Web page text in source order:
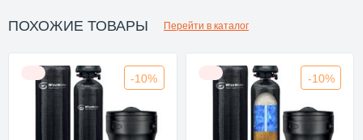
ПОХОЖИЕ ТОВАРЫ Перейти в каталог
-10% -10%